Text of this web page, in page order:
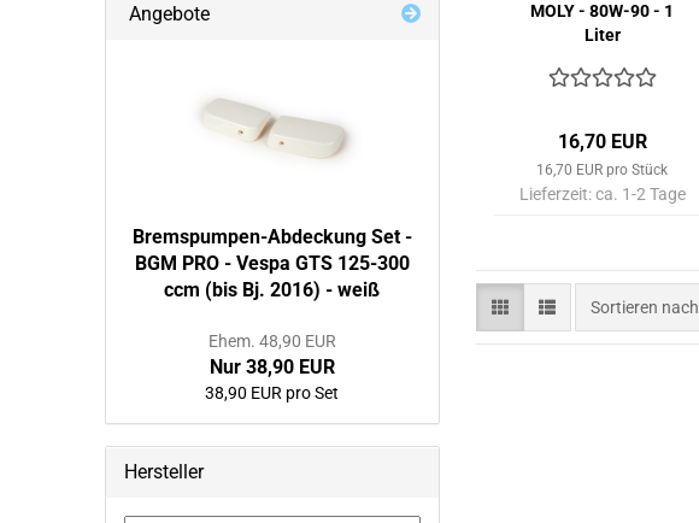
MOLY - 80W-90 - 1
Liter
16,70 EUR
16,70 EUR pro Stück
Lieferzeit:ca. 1-2 Tage
Sortieren nach
Sortieren nach
Angebote
Bremspumpen-Abdeckung Set -
BGM PRO - Vespa GTS 125-300
ccm (bis Bj. 2016) - weiß
Ehem. 48,90 EUR
Nur 38,90 EUR
38,90 EUR pro Set
Hersteller